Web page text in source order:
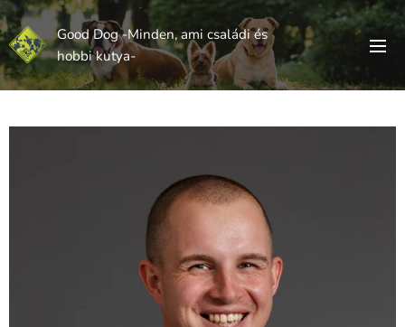
Good Dog -Minden, ami családi és
hobbi kutya-